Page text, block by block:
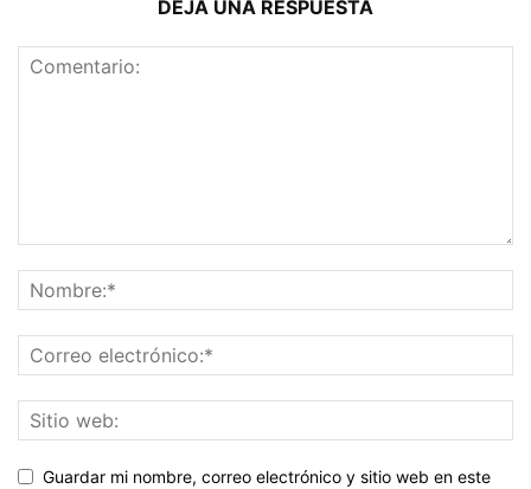
DEJA UNA RESPUESTA
Guardar mi nombre, correo electrónico y sitio web en este